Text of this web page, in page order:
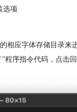
选项
相应字体存储目录来
程序指令代码，点击